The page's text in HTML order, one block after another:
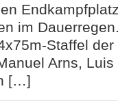
im
Staffel
Arns,
[…]